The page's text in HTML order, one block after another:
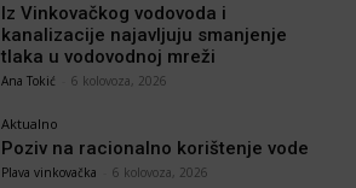
Iz Vinkovačkog vodovoda i
kanalizacije najavljuju smanjenje
tlaka u vodovodnoj mreži
Ana Tokić 6 kolovoza, 2026
Aktualno
Poziv na racionalno korištenje vode
Plava vinkovačka 6 kolovoza, 2026